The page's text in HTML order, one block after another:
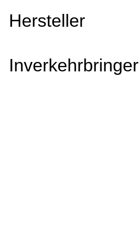
Hersteller
Inverkehrbringer